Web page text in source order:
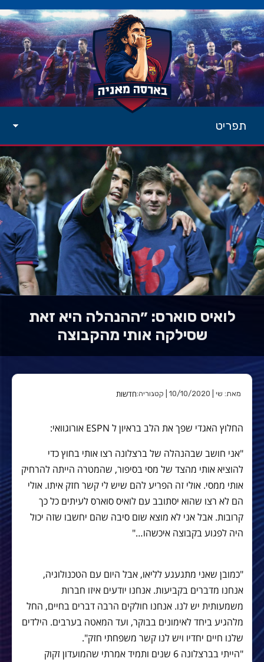
תפריט
לואיס סוארס: ״ההנהלה היא זאת
שסילקה אותי מהקבוצה
מאת: שי | 10/10/2020 | קטגוריה: חדשות
החלוץ האגדי שפך את הלב בראיון ל ESPN אורוגוואי:
"אני חושב שבהנהלה של ברצלונה רצו אותי בחוץ כדי
להוציא אותי מהצד של מסי בסיפור, שהמטרה הייתה להרחיק
אותי ממסי. אולי זה הפריע להם שיש לי קשר חזק איתו. אולי
הם לא רצו שהוא יסתובב עם לואיס סוארס לעיתים כל כך
קרובות. אבל אני לא מוצא שום סיבה שהם יחשבו שזה יכול
היה לפגוע בקבוצה איכשהו…"
"כמובן שאני מתגעגע לליאו, אבל היום עם הטכנולוגיה,
אנחנו מדברים בקביעות. אנחנו יודעים איזו חברות
משמעותית יש לנו. אנחנו חולקים הרבה דברים בחיים, החל
מלהגיע ביחד לאימונים בבוקר, ועד המאטה בערבים. הילדים
שלנו חיים יחדיו ויש לנו קשר משפחתי חזק".
"הייתי בברצלונה 6 שנים ותמיד אמרתי שהמועדון זקוק